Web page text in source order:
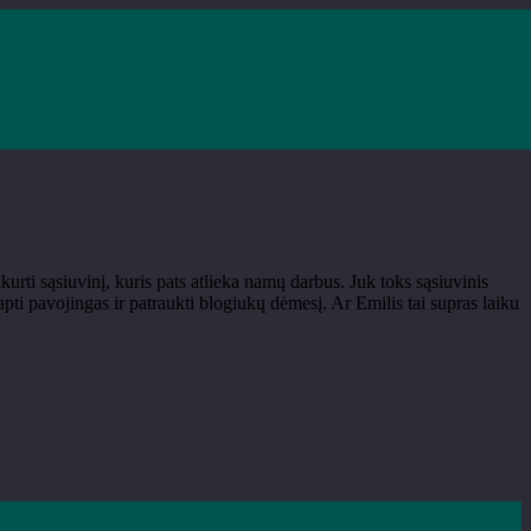
raktų pakabutis“
sąsiuvinį, kuris pats atlieka namų darbus. Juk toks sąsiuvinis
pavojingas ir patraukti blogiukų dėmesį. Ar Emilis tai supras laiku